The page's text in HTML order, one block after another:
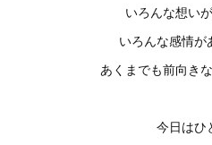
いろんな想い
いろんな感情が
あくまでも前向き
今日はひ